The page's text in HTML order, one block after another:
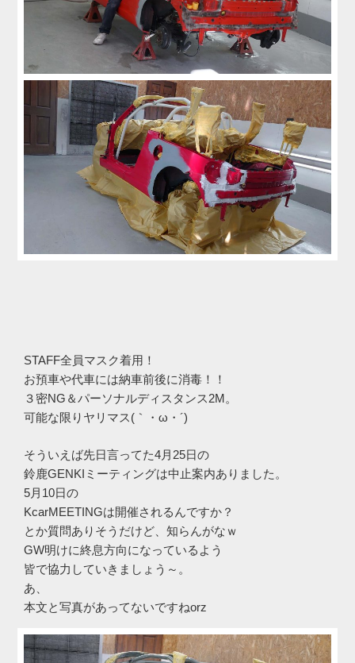
STAFF全員マスク着用！
お預車や代車には納車前後に消毒！！
３密NG＆パーソナルディスタンス2M。
可能な限りヤリマス(｀・ω・´)ゞ
そういえば先日言ってた4月25日の
鈴鹿GENKIミーティングは中止案内ありました。
5月10日の
KcarMEETINGは開催されるんですか？
とか質問ありそうだけど、知らんがなｗ
GW明けに終息方向になっているよう
皆で協力していきましょう～。
あ、
本文と写真があってないですねorz